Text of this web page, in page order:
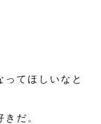
てほしいなと
だ。